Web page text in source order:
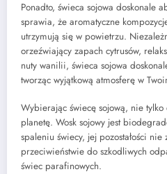
Ponadto, świeca sojowa doskonale
sprawia, że aromatyczne
utrzymują się w powietrzu.
orzeźwiający zapach cytrusów,
nuty wanilii, świeca sojowa
tworząc wyjątkową atmosferę w
Wybierając świecę sojową, nie
planetę. Wosk sojowy jest
spaleniu świecy, jej pozostałości
przeciwieństwie do szkodliwych
świec parafinowych.